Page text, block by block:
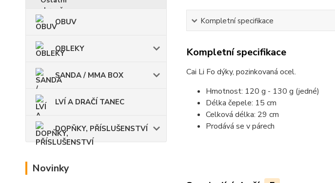
OBUV
OBLEKY
SANDA / MMA BOX
LVÍ A DRAČÍ TANEC
DOPŇKY, PŘÍSLUŠENSTVÍ
Novinky
Kompletní specifikace
Kompletní specifikace
Cai Li Fo dýky, pozinkovaná ocel.
Hmotnost: 120 g - 130 g (jedné)
Délka čepele: 15 cm
Celková délka: 29 cm
Prodává se v párech